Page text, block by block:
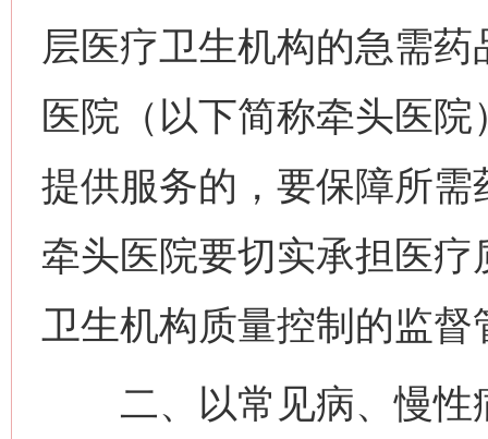
层医疗卫生机构的急需
医院（以下简称牵头医
提供服务的，要保障所
牵头医院要切实承担医
卫生机构质量控制的监督
二、以常见病、慢性